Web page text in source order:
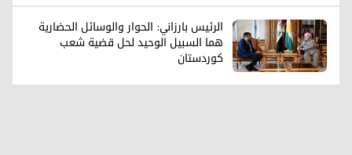
الرئيس بارزاني: الحوار والوسائل الحضارية
هما السبيل الوحيد لحل قضية شعب
كوردستان